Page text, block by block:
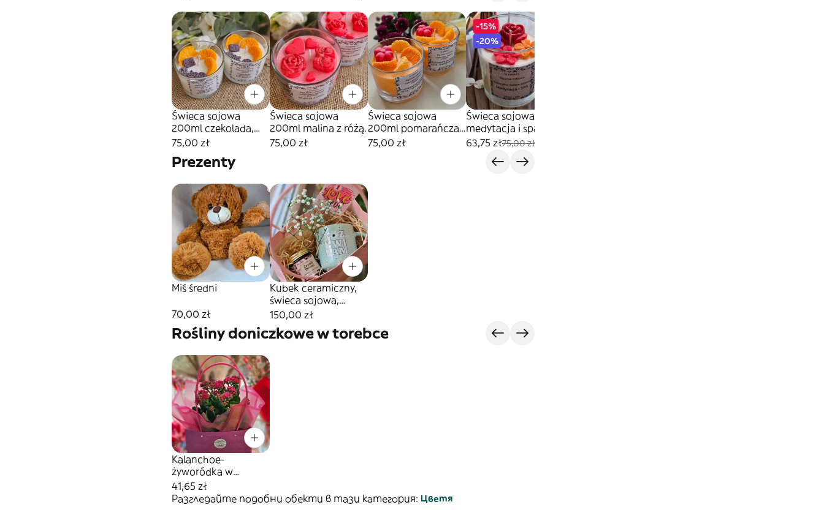
Świeca sojowa
200ml czekolada,
pomarańcza,
75,00 zł
Świeca sojowa
200ml malina z różą.
75,00 zł
Świeca sojowa
200ml pomarańcza
róża
75,00 zł
-15%
-20%
Świeca sojowa
medytacja i spa
250ml
63,75 zł75,00 zł
Prezenty
Miś średni
70,00 zł
Kubek ceramiczny,
świeca sojowa,
bilecik w torebce
150,00 zł
Rośliny doniczkowe w torebce
Kalanchoe-
żyworódka w
torebce
41,65 zł
Разгледайте подобни обекти в тази категория: Цветя